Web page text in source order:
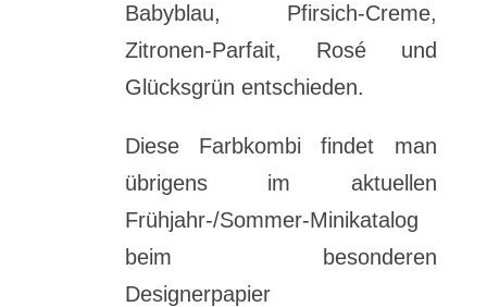
Babyblau, Pfirsich-Creme,
Zitronen-Parfait, Rosé und
Glücksgrün entschieden.
Diese Farbkombi findet man
übrigens im aktuellen
Frühjahr-/Sommer-Minikatalog
beim besonderen
Designerpapier